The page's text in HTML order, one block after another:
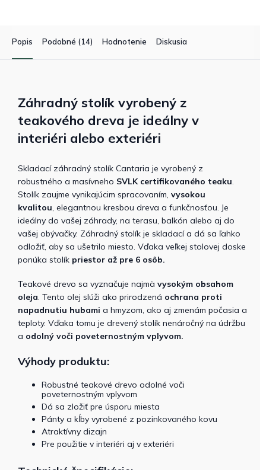
Popis Podobné (14) Hodnotenie Diskusia
Záhradný stolík vyrobený z
teakového dreva je ideálny v
interiéri alebo exteriéri
Skladací záhradný stolík Cantaria je vyrobený z
robustného a masívneho SVLK certifikovaného teaku
Stolík zaujme vynikajúcim spracovaním, vysokou
kvalitou , elegantnou kresbou dreva a funkčnosťou. Je
ideálny do vašej záhrady, na terasu, balkón alebo aj do
vašej obývačky. Záhradný stolík je skladací a dá sa ľahko
odložiť, aby sa ušetrilo miesto. Vďaka veľkej stolovej doske
ponúka stolík priestor až pre 6 osôb.
Teakové drevo sa vyznačuje najmä vysokým obsahom
oleja . Tento olej slúži ako prirodzená ochrana proti
napadnutiu hubami a hmyzom, ako aj zmenám počasia a
teploty. Vďaka tomu je drevený stolík nenáročný na údržbu
a odolný voči poveternostným vplyvom.
Výhody produktu:
Robustné teakové drevo odolné voči
poveternostným vplyvom
Dá sa zložiť pre úsporu miesta
Pánty a kĺby vyrobené z pozinkovaného kovu
Atraktívny dizajn
Pre použitie v interiéri aj v exteriéri